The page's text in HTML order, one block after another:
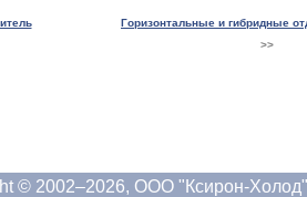
Горизонтальные и гибридные
>>
© 2002–2026, ООО "Ксирон-Холод"